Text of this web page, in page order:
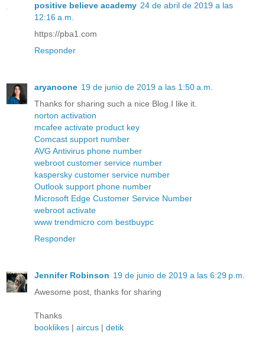
positive believe academy 24 de abril de 2019 a las
12:16 a.m.
https://pba1.com
Responder
aryanoone 19 de junio de 2019 a las 1:50 a.m.
Thanks for sharing such a nice Blog.I like it.
norton activation
mcafee activate product key
Comcast support number
AVG Antivirus phone number
webroot customer service number
kaspersky customer service number
Outlook support phone number
Microsoft Edge Customer Service Number
webroot activate
www trendmicro com bestbuypc
Responder
Jennifer Robinson 19 de junio de 2019 a las 6:29 p.m.
Awesome post, thanks for sharing
Thanks
booklikes | aircus | detik